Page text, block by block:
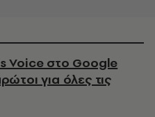
Voice στο Google
για όλες τις